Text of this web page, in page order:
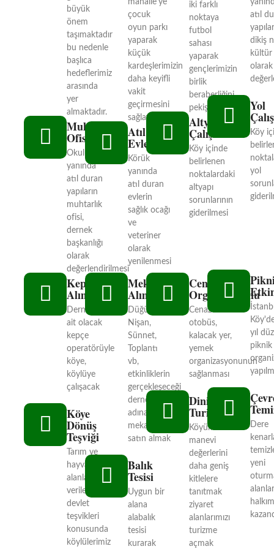
büyük
önem
taşımaktadır
bu nedenle
başlıca
hedeflerimiz
arasında
yer
almaktadır.
Muhtarlık
Ofisi
Okulun
yanında
atıl duran
yapıların
muhtarlık
ofisi,
dernek
başkanlığı
olarak
değerlendirilmesi
çocuk
oyun parkı
yaparak
küçük
kardeşlerimizin
daha keyifli
vakit
geçirmesini
sağlayacağız.
Atıl
Evler
Körük
yanında
atıl duran
evlerin
sağlık ocağı
ve
veteriner
olarak
yenilenmesi
iki farklı
noktaya
futbol
sahası
yaparak
gençlerimizin
birlik
beraberliğini
pekiştireceğiz
Altyapı
Çalışmaları
Köy içinde
belirlenen
noktalardaki
altyapı
sorunlarının
giderilmesi
atıl
dikiş
kültür
olarak
Yol
Köy
yol
Kepçe
Alımı
Derneğe
ait olacak
kepçe
operatörüyle
köye,
köylüye
çalışacak
Köye
Dönüş
Teşviği
Tarım ve
hayvancılık
alanlarında
verilen
devlet
teşvikleri
konusunda
köylülerimiz
Mekan
Alımı
Düğün,
Nişan,
Sünnet,
Toplantı
vb,
etkinliklerin
gerçekleşeceği
dernek
adına bir
mekan
satın almak
Balık
Tesisi
Uygun bir
alana
alabalık
tesisi
kurarak
Cenaze
Organizasyonu
Cenazelerde
otobüs,
kalacak yer,
yemek
organizasyonunun
sağlanması
Dini
Turizm
Köyümüzün
manevi
değerlerini
daha geniş
kitlelere
tanıtmak
ziyaret
alanlarımızı
turizme
açmak
yıl
piknik
Dere
yeni